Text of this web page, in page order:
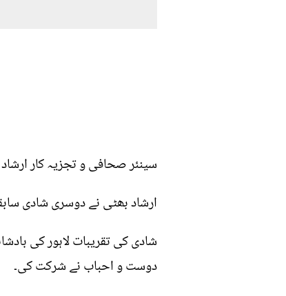
سینئر صحافی و تجزیہ کار
ارشاد بھٹی نے دوسری شادی
شادی کی تقریبات لاہور کی
دوست و احباب نے شرکت کی۔